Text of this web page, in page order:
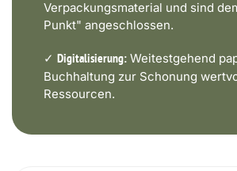
Verpackungsmaterial und sind
Punkt" angeschlossen.
✓ Digitalisierung: Weitestgehend
Buchhaltung zur Schonung
Ressourcen.